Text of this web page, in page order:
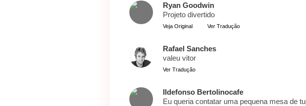
Ryan Goodwin
Projeto divertido
Veja Original Ver Tradução
Rafael Sanches
valeu vitor
Ver Tradução
Ildefonso Bertolinocafe
Eu queria contatar uma pequena mesa de